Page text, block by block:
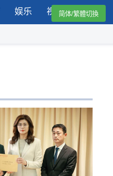
娱乐 视频简体/繁體切換